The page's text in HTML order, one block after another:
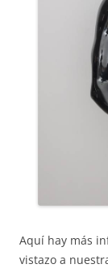
Aquí hay más
vistazo a